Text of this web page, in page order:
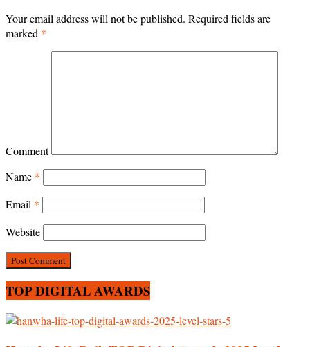
Your email address will not be published. Required fields are
marked *
Comment
Name *
Email *
Website
TOP DIGITAL AWARDS